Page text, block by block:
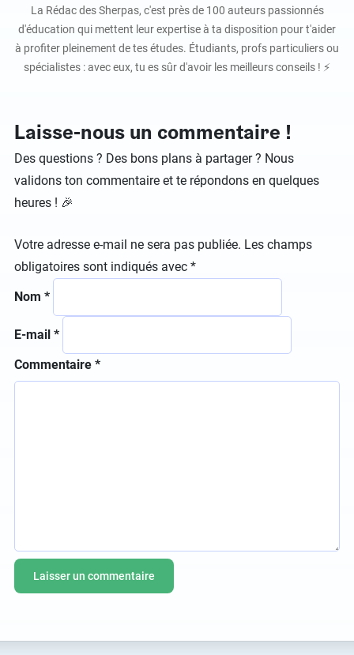
La Rédac des Sherpas, c'est près de 100 auteurs passionnés
d'éducation qui mettent leur expertise à ta disposition pour t'aider
à profiter pleinement de tes études. Étudiants, profs particuliers ou
spécialistes : avec eux, tu es sûr d'avoir les meilleurs conseils ! ⚡️
Laisse-nous un commentaire !
Des questions ? Des bons plans à partager ? Nous
validons ton commentaire et te répondons en quelques
heures ! 🎉
Votre adresse e-mail ne sera pas publiée. Les champs
obligatoires sont indiqués avec *
Commentaire *
Nom *
E-mail *